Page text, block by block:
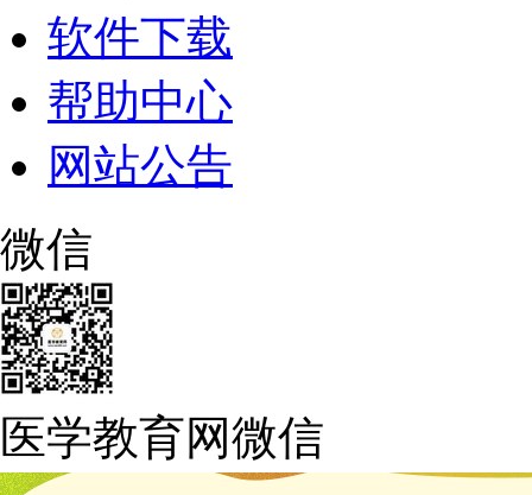
软件下载
帮助中心
网站公告
微信
医学教育网微信